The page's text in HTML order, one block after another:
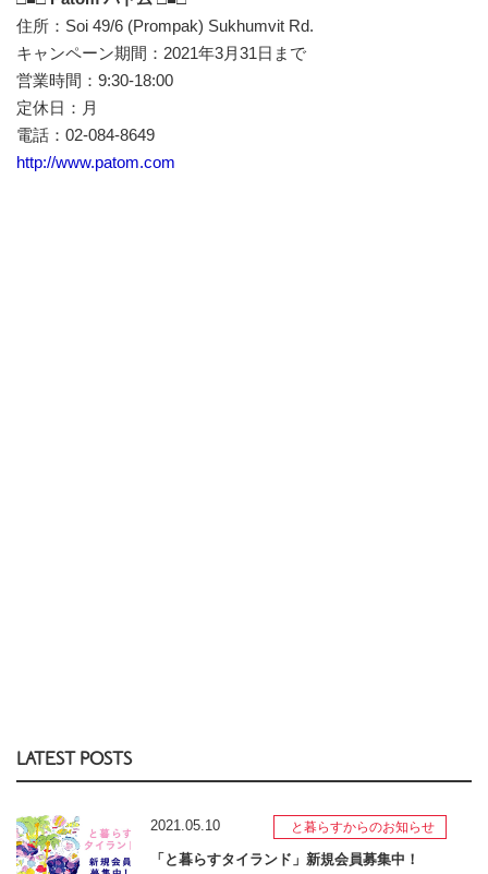
住所：Soi 49/6 (Prompak) Sukhumvit Rd.
キャンペーン期間：2021年3月31日まで
営業時間：9:30-18:00
定休日：月
電話：02-084-8649
http://www.patom.com
LATEST POSTS
2021.05.10 と暮らすからのお知らせ
「と暮らすタイランド」新規会員募集中！